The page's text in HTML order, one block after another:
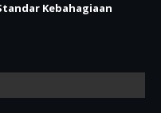
Kebahagiaan